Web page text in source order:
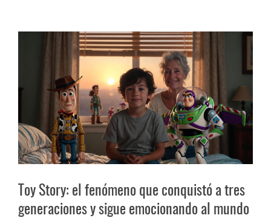
Toy Story: el fenómeno que conquistó a tres
generaciones y sigue emocionando al mundo